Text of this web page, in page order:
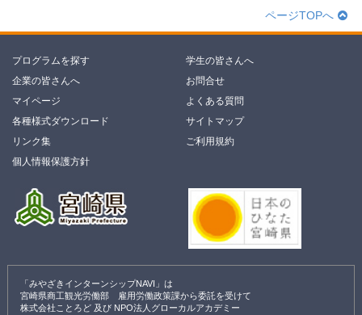
ページTOPへ
プログラムを探す
学生の皆さんへ
企業の皆さんへ
お問合せ
マイページ
よくある質問
各種様式ダウンロード
サイトマップ
リンク集
ご利用規約
個人情報保護方針
「みやざきインターンシップNAVI」は
宮崎県商工観光労働部 雇用労働政策課から委託を受けて
株式会社ことろど 及び NPO法人グローカルアカデミー